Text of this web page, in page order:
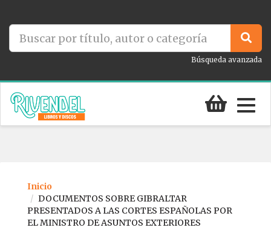
Búsqueda avanzada
Inicio
DOCUMENTOS SOBRE GIBRALTAR
PRESENTADOS A LAS CORTES ESPAÑOLAS POR
EL MINISTRO DE ASUNTOS EXTERIORES